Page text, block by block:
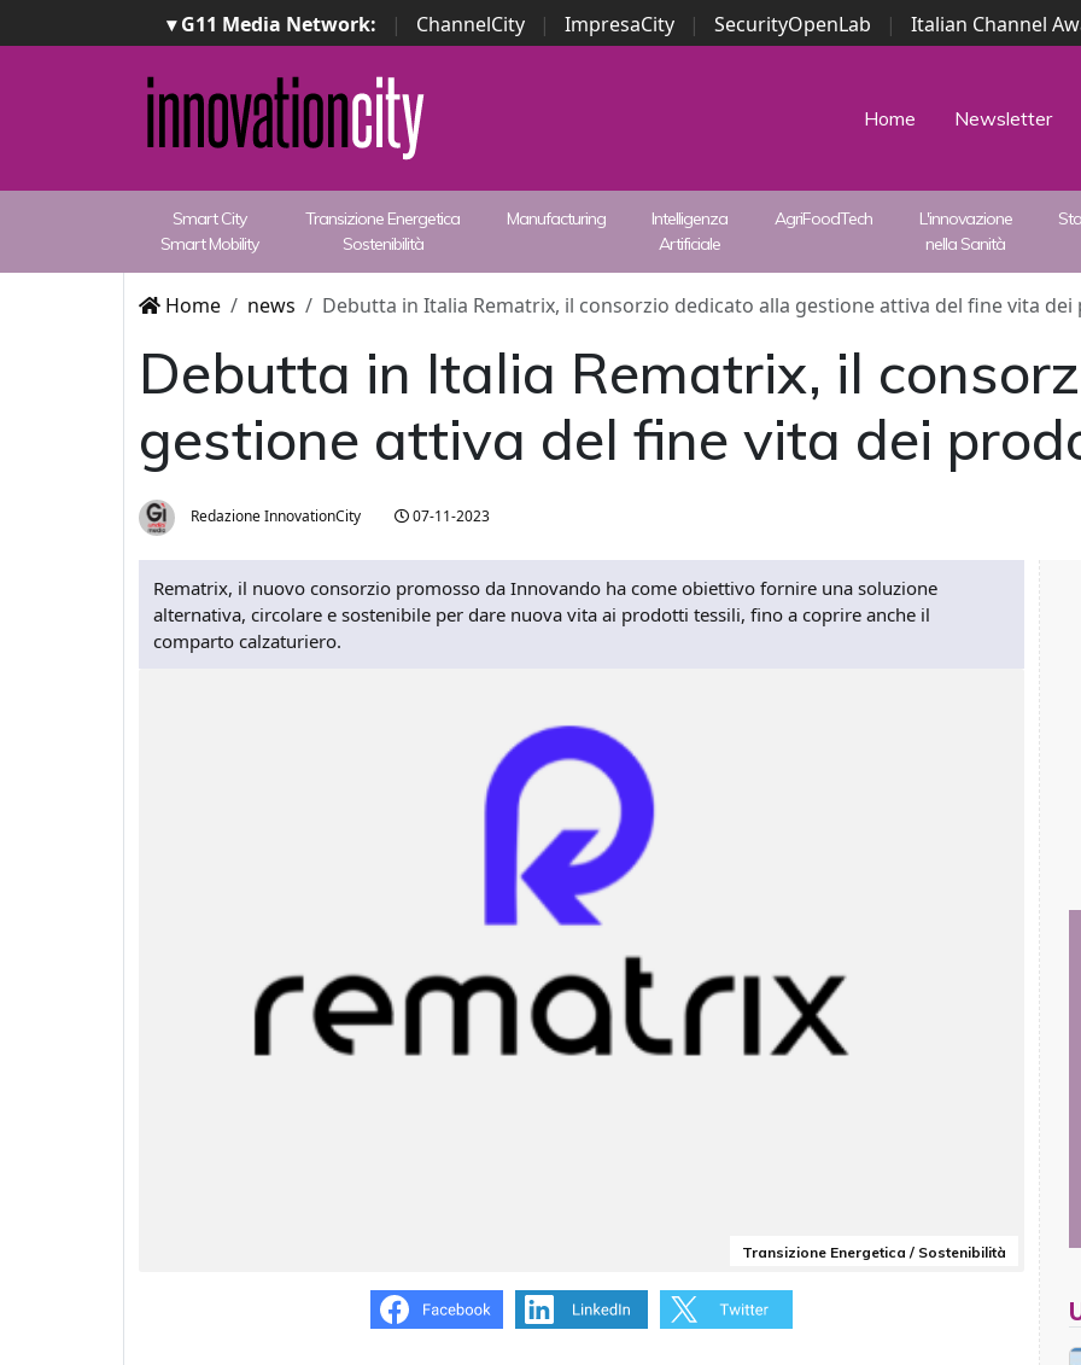
▾ G11 Media Network: | ChannelCity | ImpresaCity | SecurityOpenLab | Italian Channel
Security Awards | ...
Home Newsletter
Smart City
Smart Mobility
Transizione Energetica
Sostenibilità
Manufacturing
Intelligenza
Artificiale
AgriFoodTech
L'innovazione
nella Sanità
Home news Debutta in Italia Rematrix, il consorzio dedicato alla gestione attiva del fine vita
Debutta in Italia Rematrix, il
gestione attiva del fine vita dei
Redazione InnovationCity 07-11-2023
Rematrix, il nuovo consorzio promosso da Innovando ha come obiettivo fornire una soluzione
alternativa, circolare e sostenibile per dare nuova vita ai prodotti tessili, fino a coprire anche il
comparto calzaturiero.
Transizione Energetica / Sostenibilità